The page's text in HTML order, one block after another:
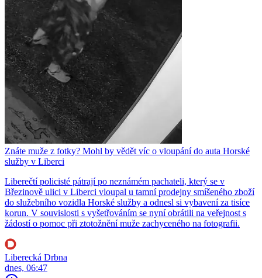
Znáte muže z fotky? Mohl by vědět víc o vloupání do auta Horské
služby v Liberci
Liberečtí policisté pátrají po neznámém pachateli, který se v
Březinově ulici v Liberci vloupal u tamní prodejny smíšeného zboží
do služebního vozidla Horské služby a odnesl si vybavení za tisíce
korun. V souvislosti s vyšetřováním se nyní obrátili na veřejnost s
žádostí o pomoc při ztotožnění muže zachyceného na fotografii.
Liberecká Drbna
dnes, 06:47